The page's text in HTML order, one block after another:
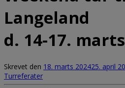
Langeland
d. 14-17.
Skrevet den 18. marts 202425. april
Turreferater